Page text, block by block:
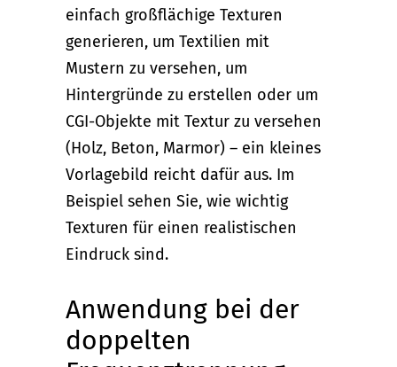
einfach großflächige Texturen
generieren, um Textilien mit
Mustern zu versehen, um
Hintergründe zu erstellen oder um
CGI-Objekte mit Textur zu versehen
(Holz, Beton, Marmor) – ein kleines
Vorlagebild reicht dafür aus. Im
Beispiel sehen Sie, wie wichtig
Texturen für einen realistischen
Eindruck sind.
Anwendung bei der
doppelten